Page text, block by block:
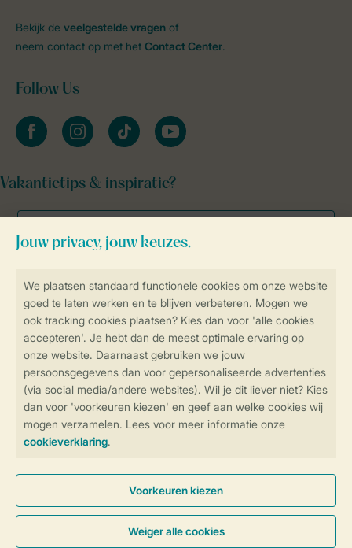
Controle over jouw gegevens &
Instellingen wijzigen
Veilig en snel online boeken
Veilige gegevensoverdracht
Veilige betaling
Bekijk de veelgestelde vragen of
neem contact op met het Contact Center.
Follow Us
facebookinstagramtiktok youtube
Vakantietips & inspiratie?